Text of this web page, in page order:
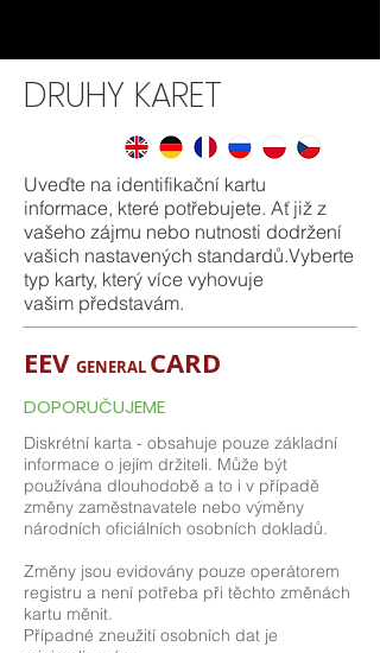
DRUHY KARET
Uveďte na identifikační kartu
informace, které potřebujete. Ať již z
vašeho zájmu nebo nutnosti dodržení
vašich nastavených standardů.Vyberte
typ karty, který více vyhovuje
vašim představám.
EEV GENERAL CARD
DOPORUČUJEME
Diskrétní karta - obsahuje pouze základní
informace o jejím držiteli. Může být
používána dlouhodobě a to i v případě
změny zaměstnavatele nebo výměny
národních oficiálních osobních dokladů.
Změny jsou evidovány pouze operátorem
registru a není potřeba při těchto změnách
kartu měnit.
Případné zneužití osobních dat je